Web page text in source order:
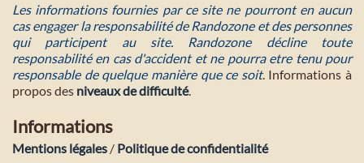
Les informations fournies par ce site ne pourront en aucun
cas engager la responsabilité de Randozone et des personnes
qui participent au site. Randozone décline toute
responsabilité en cas d'accident et ne pourra etre tenu pour
responsable de quelque manière que ce soit. Informations à
propos des niveaux de difficulté.
Informations
Mentions légales / Politique de confidentialité